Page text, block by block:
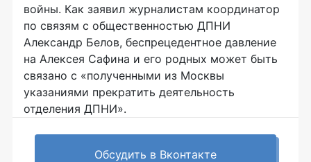
войны. Как заявил журналистам координатор
по связям с общественностью ДПНИ
Александр Белов, беспрецедентное давление
на Алексея Сафина и его родных может быть
связано с «полученными из Москвы
указаниями прекратить деятельность
отделения ДПНИ».
Обсудить в Вконтакте